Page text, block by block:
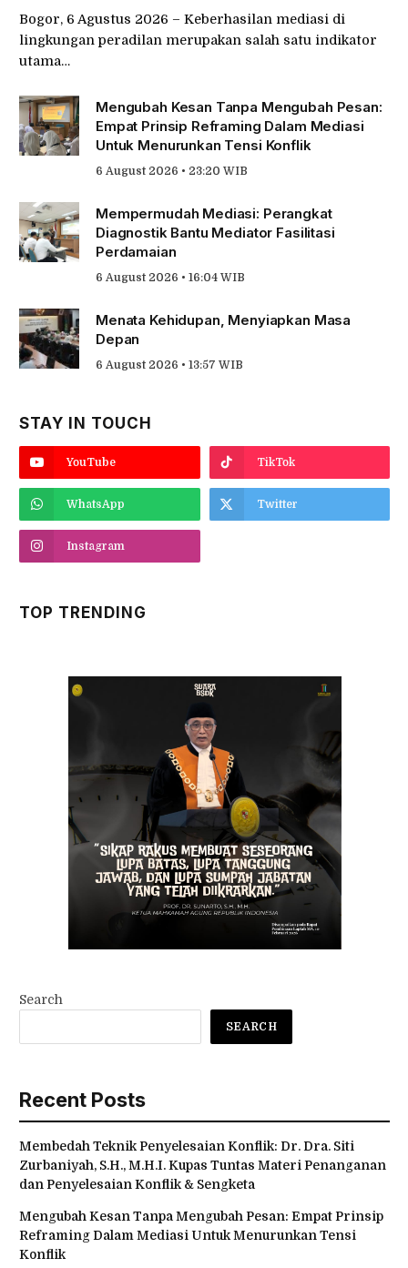
Bogor, 6 Agustus 2026 – Keberhasilan mediasi di
lingkungan peradilan merupakan salah satu indikator
utama…
Mengubah Kesan Tanpa Mengubah Pesan:
Empat Prinsip Reframing Dalam Mediasi
Untuk Menurunkan Tensi Konflik
6 August 2026 • 23:20 WIB
Mempermudah Mediasi: Perangkat
Diagnostik Bantu Mediator Fasilitasi
Perdamaian
6 August 2026 • 16:04 WIB
Menata Kehidupan, Menyiapkan Masa
Depan
6 August 2026 • 13:57 WIB
STAY IN TOUCH
YouTube TikTok
WhatsApp Twitter
Instagram
TOP TRENDING
Search
SEARCH
Recent Posts
Membedah Teknik Penyelesaian Konflik: Dr. Dra. Siti
Zurbaniyah, S.H., M.H.I. Kupas Tuntas Materi Penanganan
dan Penyelesaian Konflik & Sengketa
Mengubah Kesan Tanpa Mengubah Pesan: Empat Prinsip
Reframing Dalam Mediasi Untuk Menurunkan Tensi
Konflik